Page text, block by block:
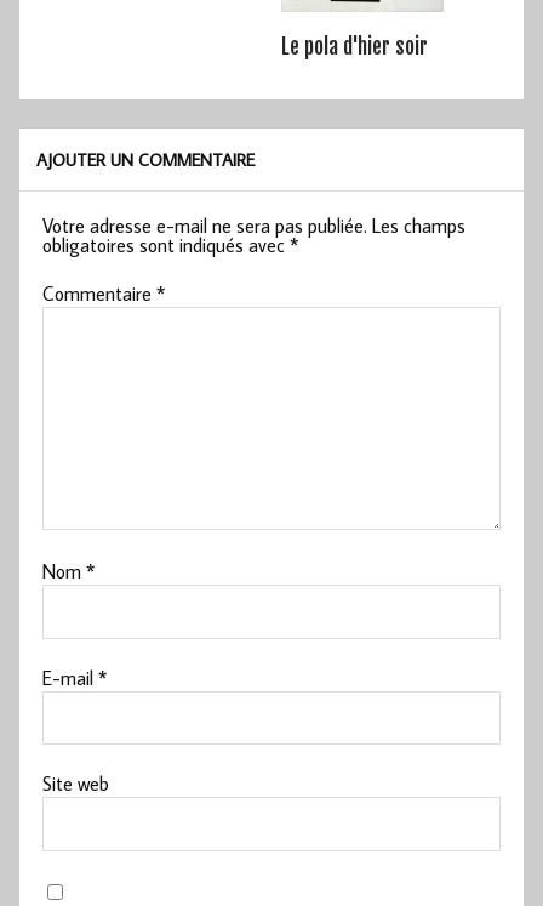
Le pola d'hier soir
AJOUTER UN COMMENTAIRE
Votre adresse e-mail ne sera pas publiée. Les champs
obligatoires sont indiqués avec*
Commentaire*
Nom*
E-mail*
Site web